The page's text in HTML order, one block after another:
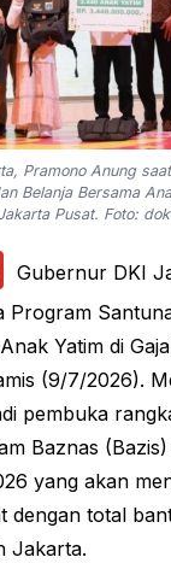
Pramono Anung
Belanja Bersama
Pusat. Foto:
Gubernur DKI
Program
Yatim di
(9/7/2026).
pembuka
Baznas
yang akan
dengan total
Jakarta.